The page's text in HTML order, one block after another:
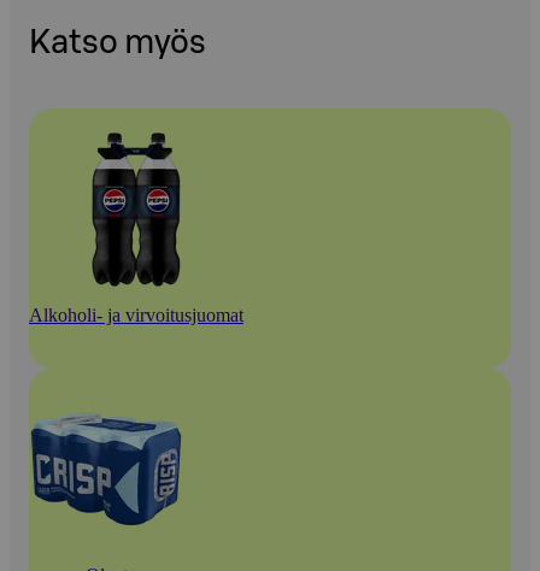
Katso myös
Alkoholi- ja virvoitusjuomat